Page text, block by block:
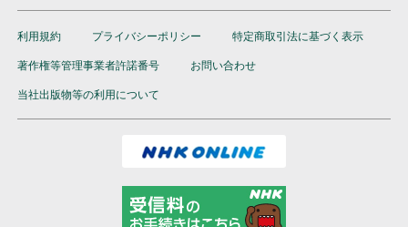
利用規約 プライバシーポリシー 特定商取引法に基づく表示
著作権等管理事業者許諾番号 お問い合わせ
当社出版物等の利用について